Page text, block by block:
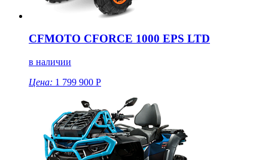
CFMOTO CFORCE 1000 EPS LTD
в наличии
Цена: 1 799 900 Р